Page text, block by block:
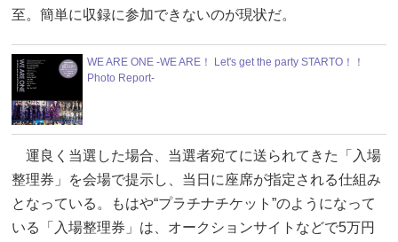
至。簡単に収録に参加できないのが現状だ。
WE ARE ONE -WE ARE！ Let's get the party STARTO！！
Photo Report-
運良く当選した場合、当選者宛てに送られてきた「入場
整理券」を会場で提示し、当日に座席が指定される仕組み
となっている。もはや“プラチナチケット”のようになって
いる「入場整理券」は、オークションサイトなどで5万円